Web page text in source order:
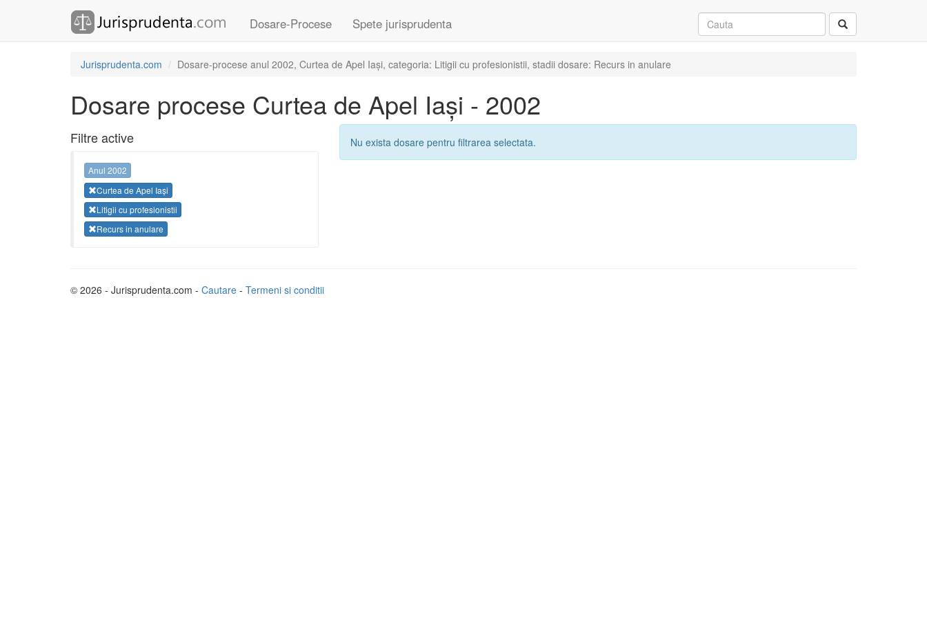
Dosare-Procese Spete jurisprudenta
Jurisprudenta.com Dosare-procese anul 2002, Curtea de Apel Iași, categoria: Litigii cu profesionistii, stadii dosare: Recurs in anulare
Dosare procese Curtea de Apel Iași - 2002
Filtre active
Anul 2002
Curtea de Apel Iași
Litigii cu profesionistii
Recurs in anulare
Nu exista dosare pentru filtrarea selectata.
© 2026 - Jurisprudenta.com - Cautare - Termeni si conditii